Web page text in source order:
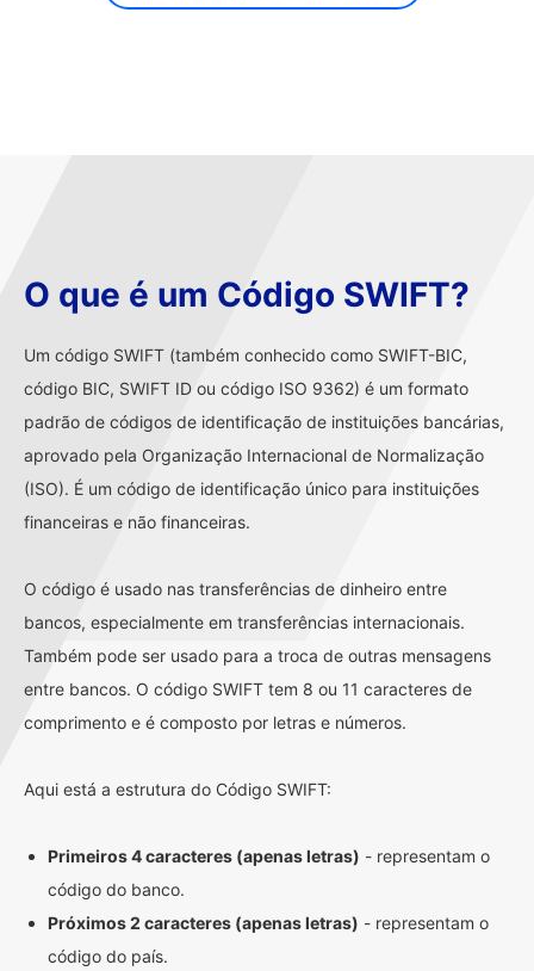
O que é um Código SWIFT?
Um código SWIFT (também conhecido como SWIFT-BIC,
código BIC, SWIFT ID ou código ISO 9362) é um formato
padrão de códigos de identificação de instituições bancárias,
aprovado pela Organização Internacional de Normalização
(ISO). É um código de identificação único para instituições
financeiras e não financeiras.
O código é usado nas transferências de dinheiro entre
bancos, especialmente em transferências internacionais.
Também pode ser usado para a troca de outras mensagens
entre bancos. O código SWIFT tem 8 ou 11 caracteres de
comprimento e é composto por letras e números.
Aqui está a estrutura do Código SWIFT:
Primeiros 4 caracteres (apenas letras) - representam o
código do banco.
Próximos 2 caracteres (apenas letras) - representam o
código do país.